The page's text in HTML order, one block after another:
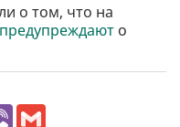
о том, что на
о
V